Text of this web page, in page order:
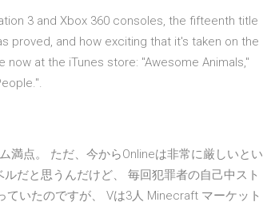
3 and Xbox 360 consoles, the fifteenth title
proved, and how exciting that it's taken on the
at the iTunes store: "Awesome Animals,"
満点。 ただ、今からOnlineは非常に厳しいとい
だと思うんだけど、 毎回犯罪者の自己中スト
いたのですが、 Vは3人 Minecraft マーケット